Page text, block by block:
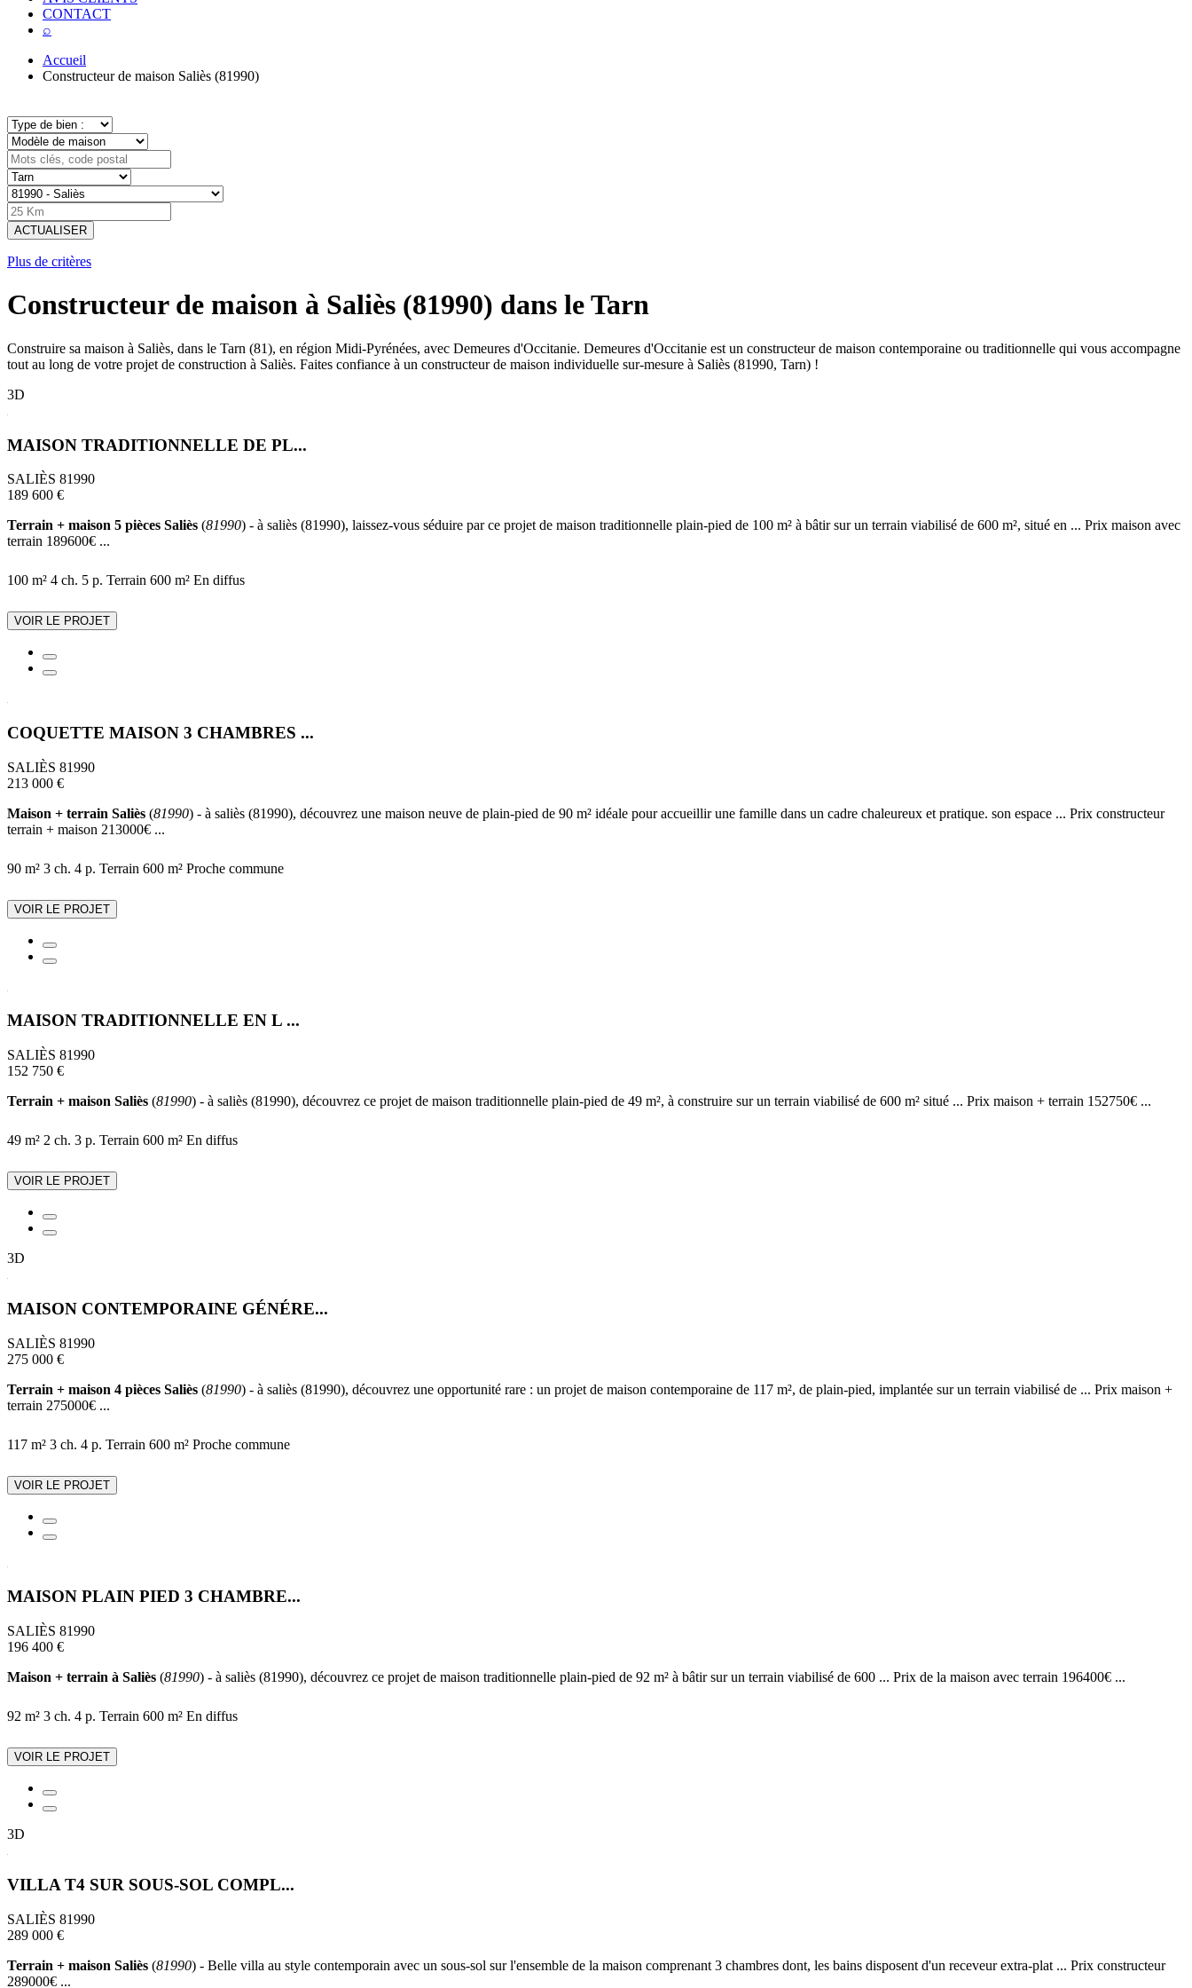
CONTACT
⌕
Accueil
Constructeur de maison Saliès (81990)
ACTUALISER
Plus de critères
Constructeur de maison à Saliès (81990) dans le Tarn
Construire sa maison à Saliès, dans le Tarn (81), en région Midi-Pyrénées, avec Demeures d'Occitanie. Demeures d'Occitanie est un constructeur de maison contemporaine ou traditionnelle qui vous accompagne
tout au long de votre projet de construction à Saliès. Faites confiance à un constructeur de maison individuelle sur-mesure à Saliès (81990, Tarn) !
3D
MAISON TRADITIONNELLE DE PL...
SALIÈS 81990
189 600 €
Terrain + maison 5 pièces Saliès (81990) - à saliès (81990), laissez-vous séduire par ce projet de maison traditionnelle plain-pied de 100 m² à bâtir sur un terrain viabilisé de 600 m², situé en ... Prix maison avec
terrain 189600€ ...
100 m² 4 ch. 5 p. Terrain 600 m² En diffus
VOIR LE PROJET
COQUETTE MAISON 3 CHAMBRES ...
SALIÈS 81990
213 000 €
Maison + terrain Saliès (81990) - à saliès (81990), découvrez une maison neuve de plain-pied de 90 m² idéale pour accueillir une famille dans un cadre chaleureux et pratique. son espace ... Prix constructeur
terrain + maison 213000€ ...
90 m² 3 ch. 4 p. Terrain 600 m² Proche commune
VOIR LE PROJET
MAISON TRADITIONNELLE EN L ...
SALIÈS 81990
152 750 €
Terrain + maison Saliès (81990) - à saliès (81990), découvrez ce projet de maison traditionnelle plain-pied de 49 m², à construire sur un terrain viabilisé de 600 m² situé ... Prix maison + terrain 152750€ ...
49 m² 2 ch. 3 p. Terrain 600 m² En diffus
VOIR LE PROJET
3D
MAISON CONTEMPORAINE GÉNÉRE...
SALIÈS 81990
275 000 €
Terrain + maison 4 pièces Saliès (81990) - à saliès (81990), découvrez une opportunité rare : un projet de maison contemporaine de 117 m², de plain-pied, implantée sur un terrain viabilisé de ... Prix maison +
terrain 275000€ ...
117 m² 3 ch. 4 p. Terrain 600 m² Proche commune
VOIR LE PROJET
MAISON PLAIN PIED 3 CHAMBRE...
SALIÈS 81990
196 400 €
Maison + terrain à Saliès (81990) - à saliès (81990), découvrez ce projet de maison traditionnelle plain-pied de 92 m² à bâtir sur un terrain viabilisé de 600 ... Prix de la maison avec terrain 196400€ ...
92 m² 3 ch. 4 p. Terrain 600 m² En diffus
VOIR LE PROJET
3D
VILLA T4 SUR SOUS-SOL COMPL...
SALIÈS 81990
289 000 €
Terrain + maison Saliès (81990) - Belle villa au style contemporain avec un sous-sol sur l'ensemble de la maison comprenant 3 chambres dont, les bains disposent d'un receveur extra-plat ... Prix constructeur
289000€ ...